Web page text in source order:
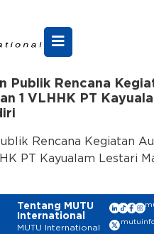
Publik Rencana
1 VLHHK PT
Rencana Kegiatan
PT Kayualam Lestari
Tentang MUTU
International
MUTU International